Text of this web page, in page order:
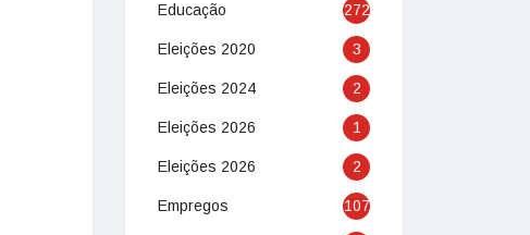
Educação 272
Eleições 2020 3
Eleições 2024 2
Eleições 2026 1
Eleições 2026 2
Empregos 107